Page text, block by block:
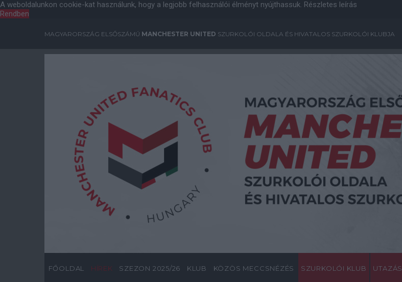
A weboldalunkon cookie-kat használunk, hogy a legjobb felhasználói élményt nyújthassuk. Részletes leírás
Rendben
MAGYARORSZÁG ELSŐSZÁMÚ MANCHESTER UNITED SZURKOLÓI OLDALA ÉS HIVATALOS SZURKOLÓI KLUBJA
FŐOLDAL HÍREK SZEZON 2025/26 KLUB KÖZÖS MECCSNÉZÉS SZURKOLÓI KLUB UTAZÁS